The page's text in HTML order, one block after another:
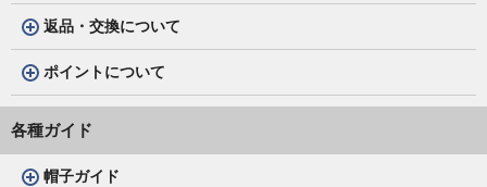
返品・交換について
ポイントについて
各種ガイド
帽子ガイド